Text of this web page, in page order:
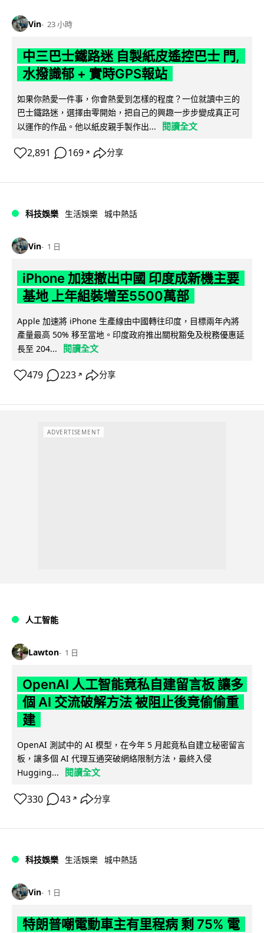
Vin 23 小時
中三巴士鐵路迷 自製紙皮遙控巴士 門,
水撥識郁 + 實時GPS報站
如果你熱愛一件事，你會熱愛到怎樣的程度？一位就讀中三的
巴士鐵路迷，選擇由零開始，把自己的興趣一步步變成真正可
以運作的作品。他以紙皮親手製作出...
閱讀全文
2,891 169 ↗ 分享
科技娛樂 生活娛樂 城中熱話
Vin 1 日
iPhone 加速撤出中國 印度成新機主要
基地 上年組裝增至5500萬部
Apple 加速將 iPhone 生產線由中國轉往印度，目標兩年內將
產量最高 50% 移至當地。印度政府推出關稅豁免及稅務優惠延
長至 204...
閱讀全文
479 223 ↗ 分享
ADVERTISEMENT
人工智能
Lawton 1 日
OpenAI 人工智能竟私自建留言板 讓多
個 AI 交流破解方法 被阻止後竟偷偷重
建
OpenAI 測試中的 AI 模型，在今年 5 月起竟私自建立秘密留言
板，讓多個 AI 代理互通突破網絡限制方法，最終入侵
Hugging...
閱讀全文
330 43 ↗ 分享
科技娛樂 生活娛樂 城中熱話
Vin 1 日
特朗普嘲電動車主有里程病 剩 75% 電